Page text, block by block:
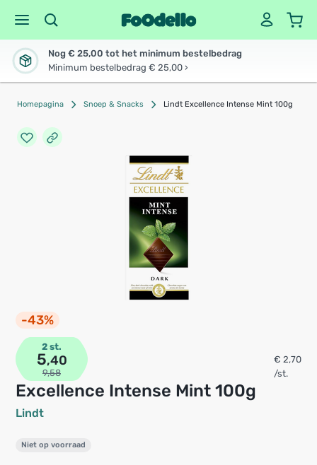
Nog € 25,00 tot het minimum bestelbedrag
Minimum bestelbedrag € 25,00 ›
Homepagina Snoep & Snacks Lindt Excellence Intense Mint 100g
-43%
Excellence Intense Mint 100g
Lindt
2 st.
5,40
9,58
€ 2,70
/st.
Niet op voorraad